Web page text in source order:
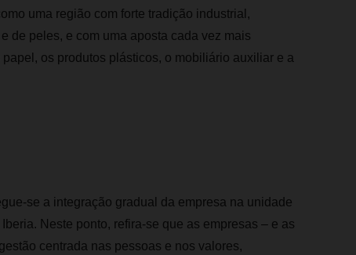
uma região com forte tradição industrial,
de peles, e com uma aposta cada vez mais
os produtos plásticos, o mobiliário auxiliar e a
se a integração gradual da empresa na unidade
Neste ponto, refira-se que as empresas – e as
centrada nas pessoas e nos valores,